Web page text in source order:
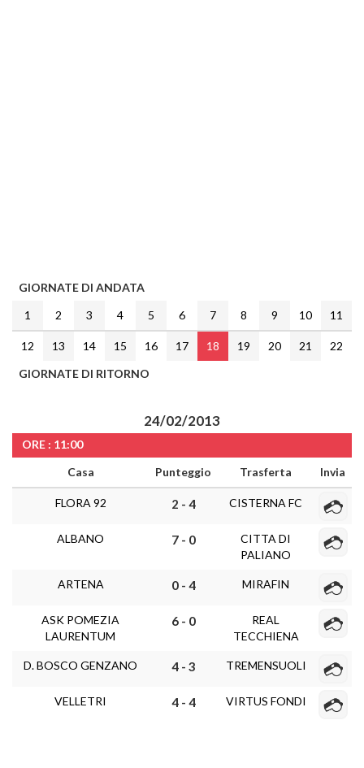
GIORNATE DI ANDATA
1
2 3 4 5 6 7 8 9 10 11
12 13 14 15 16 17 18 19 20 21
22
GIORNATE DI RITORNO
24/02/2013
ORE : 11:00
Casa
Punteggio Trasferta Invia
FLORA 92 2 - 4 CISTERNA FC
ALBANO 7 - 0
CITTA DI
PALIANO
ARTENA 0 - 4 MIRAFIN
ASK POMEZIA
LAURENTUM
6 - 0
REAL
TECCHIENA
D. BOSCO GENZANO 4 - 3 TREMENSUOLI
VELLETRI 4 - 4 VIRTUS FONDI